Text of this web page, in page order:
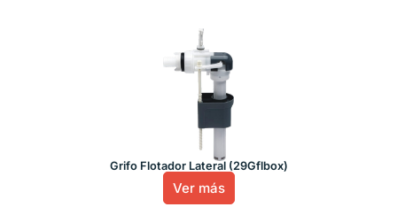
Grifo Flotador Lateral (29Gflbox)
Ver más